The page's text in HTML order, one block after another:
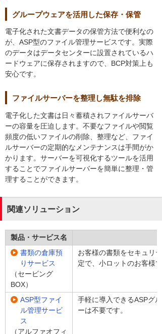
グループウェアを活用した保存・保管
電子化された文書データの保管方法で便利なの
が、ASP型のファイル管理サービスです。実際
のデータはデータセンターに設置されているハ
ードウェアに保存されますので、BCP対策上も
安心です。
ファイルサーバーを整理し無駄を排除
電子化した文書は日々蓄積されファイルサーバ
ーの容量を圧迫します。不要なファイルや閲覧
頻度の低いファイルの削除、整理など、ファイ
ルサーバーの定期的なメンテナンスは手間がか
かります。サーバーを可視化するツールを活用
することでファイルサーバーを簡単に整理・管
理することができます。
関連ソリューション
製品・サービス名
書類の倉庫預
りサービス
（セービング
BOX）
お客様の書類をセキュリ
定で、小ロットのお客様
ASP型ファイ
ル管理サービ
ス
（アルファオフィ
手軽に導入できるASPグ
ーは不要です。